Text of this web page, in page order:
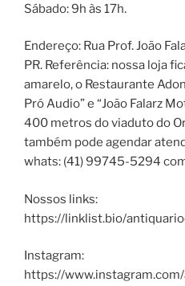
Sábado: 9h às 17h.
Endereço: Rua Prof. João
PR. Referência: nossa loja
amarelo, o Restaurante
Pró Audio” e “João Falarz
400 metros do viaduto do
também pode agendar
whats: (41) 99745-5294
Nossos links:
https://linklist.bio/
Instagram:
https://